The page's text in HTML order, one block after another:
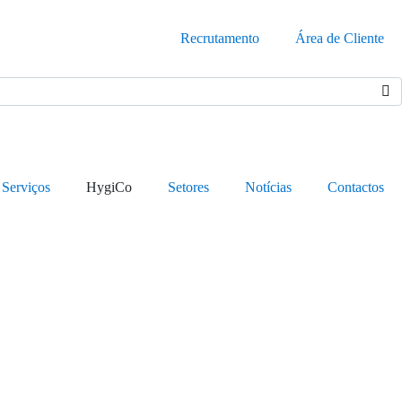
Recrutamento Área de Cliente
Serviços HygiCo Setores Notícias Contactos